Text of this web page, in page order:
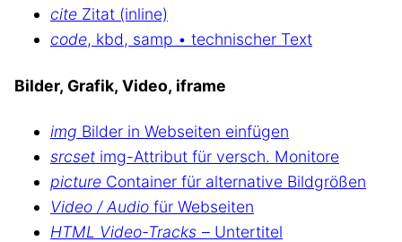
cite Zitat (inline)
code, kbd, samp • technischer Text
Bilder, Grafik, Video, iframe
img Bilder in Webseiten einfügen
srcset img-Attribut für versch. Monitore
picture Container für alternative Bildgrößen
Video / Audio für Webseiten
HTML Video-Tracks – Untertitel